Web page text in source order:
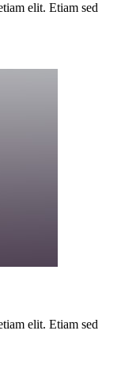
elit. Etiam sed
elit. Etiam sed